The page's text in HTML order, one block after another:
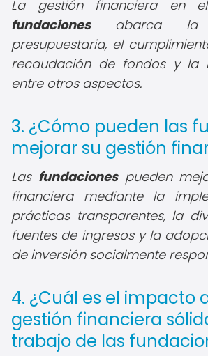
La gestión financiera en
fundacionesabarca la
presupuestaria, el
recaudación de fondos y la
entre otros aspectos.
3. ¿Cómo pueden las
mejorar su gestión
Las fundacionespueden
financiera mediante la
prácticas transparentes, la
fuentes de ingresos y la
de inversión socialmente
4. ¿Cuál es el impacto
gestión financiera
trabajo de las